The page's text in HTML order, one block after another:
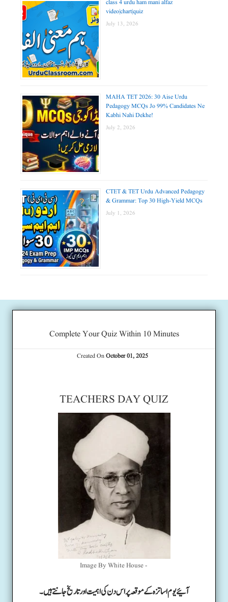
class 4 urdu ham mani alfaz
video|chart|quiz
July 13, 2026
MAHA TET 2026: 30 Aise Urdu
Pedagogy MCQs Jo 99% Candidates Ne
Kabhi Nahi Dekhe!
July 2, 2026
CTET & TET Urdu Advanced Pedagogy
& Grammar: Top 30 High-Yield MCQs
July 1, 2026
Complete Your Quiz Within 10 Minutes
Created OnOctober 01, 2025
TEACHERS DAY QUIZ
Image By White House -
آئیے یوم اساتزہ کے موقعہ پر اس دن کی اہمیت اور تاریخ جانتے ہیں۔